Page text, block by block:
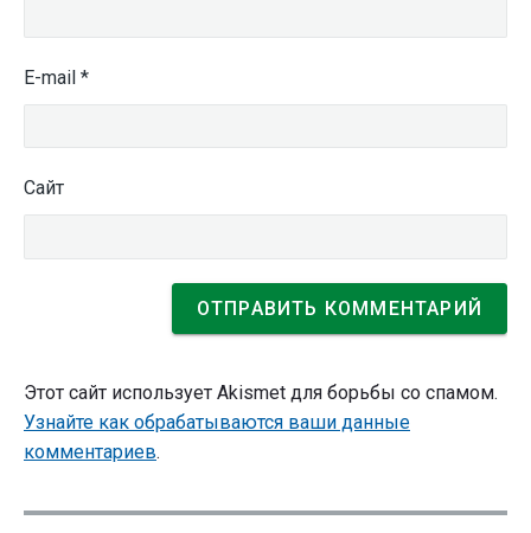
E-mail *
Сайт
Этот сайт использует Akismet для борьбы со спамом.
Узнайте как обрабатываются ваши данные
комментариев.
Навигация